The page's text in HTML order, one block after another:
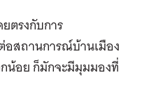
ตรงกับการ
อสถานการณ์บ้านเมือง
กน้อย ก็มักจะมีมุมมองที่